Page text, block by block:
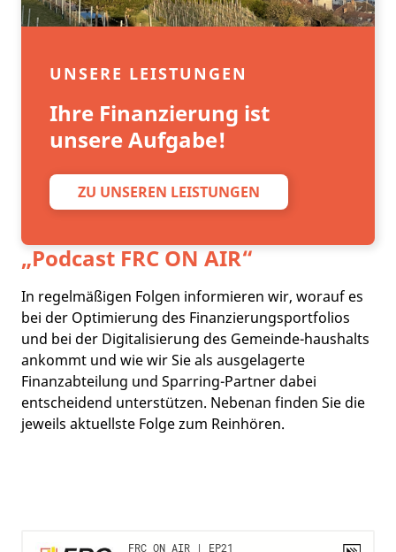
UNSERE LEISTUNGEN
Ihre Finanzierung ist
unsere Aufgabe!
ZU UNSEREN LEISTUNGEN
„Podcast FRC ON AIR“
In regelmäßigen Folgen informieren wir, worauf es
bei der Optimierung des Finanzierungsportfolios
und bei der Digitalisierung des Gemeinde-haushalts
ankommt und wie wir Sie als ausgelagerte
Finanzabteilung und Sparring-Partner dabei
entscheidend unterstützen. Nebenan finden Sie die
jeweils aktuellste Folge zum Reinhören.